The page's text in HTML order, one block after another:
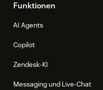
Funktionen
AI Agents
Copilot
Zendesk-KI
Messaging und Live-Chat